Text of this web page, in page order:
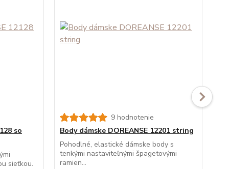
so
sieťkou.
9 hodnotenie
Body dámske DOREANSE 12201 string
Pohodlné, elastické dámske body s
tenkými nastaviteľnými špagetovými
ramien...